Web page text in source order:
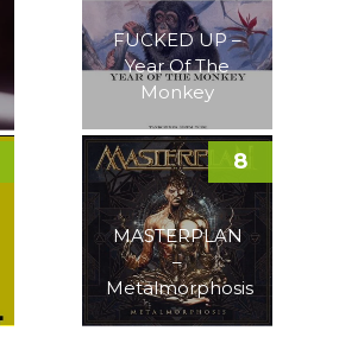
FUCKED UP –
Year Of The
Monkey
MASTERPLAN
–
Metalmorphosis
8